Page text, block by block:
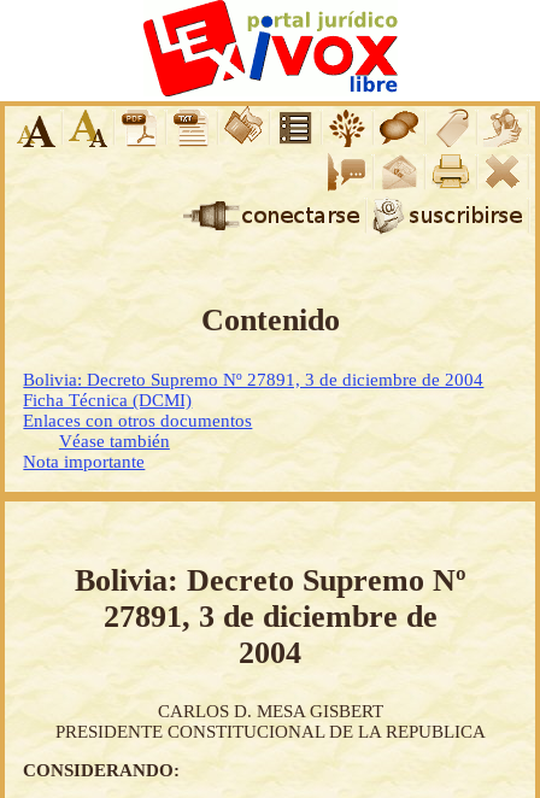
Contenido
Bolivia: Decreto Supremo Nº 27891, 3 de diciembre de 2004
Ficha Técnica (DCMI)
Enlaces con otros documentos
Véase también
Nota importante
Bolivia: Decreto Supremo Nº
27891, 3 de diciembre de
2004
CARLOS D. MESA GISBERT
PRESIDENTE CONSTITUCIONAL DE LA REPUBLICA
CONSIDERANDO: